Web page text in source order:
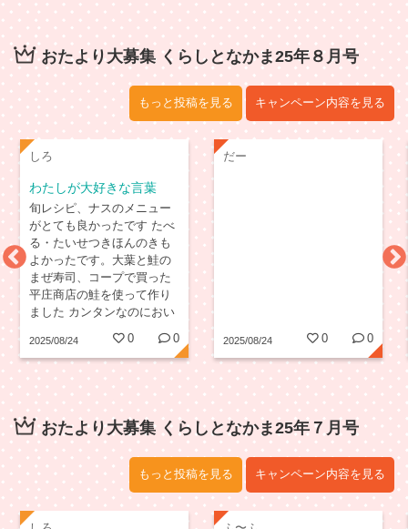
おたより大募集 くらしとなかま25年８月号
もっと投稿を見る キャンペーン内容を見る
しろ
わたしが大好きな言葉
旬レシピ、ナスのメニュー
がとても良かったです たべ
る・たいせつきほんのきも
よかったです。大葉と鮭の
まぜ寿司、コープで買った
平庄商店の鮭を使って作り
ました カンタンなのにおい
記事も興味深く読みました
だいじょうぶ だいじょうぶ
2025/08/24 0 0
だー
2025/08/24 0 0
おたより大募集 くらしとなかま25年７月号
もっと投稿を見る キャンペーン内容を見る